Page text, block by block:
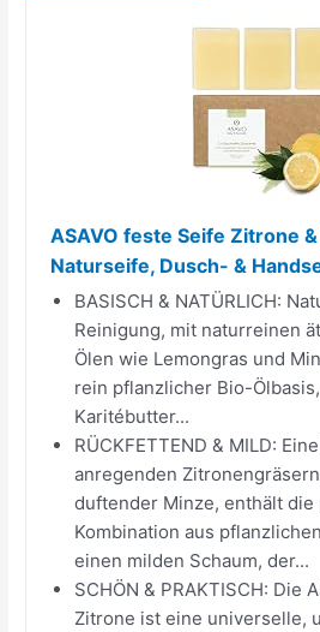
ASAVO feste Seife Zitrone &
Naturseife, Dusch- &
BASISCH & NATÜRLICH:
Reinigung, mit naturreinen
Ölen wie Lemongras und
rein pflanzlicher Bio-
Karitébutter...
RÜCKFETTEND & MILD:
anregenden
duftender Minze, enthält
Kombination aus
einen milden Schaum, der...
SCHÖN & PRAKTISCH: Die
Zitrone ist eine universelle,